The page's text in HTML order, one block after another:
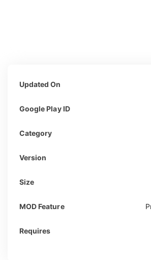
Updated On
Google Play ID
Category
Version
Size
MOD Feature
Requires